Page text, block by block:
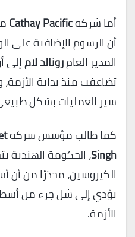
أما شركةCathay Pacific
أن الرسوم الإضافية على
المدير العامرونالد لامإلى
تضاعفت منذ بداية
سير العمليات بشكل
كما طالب مؤسس شركة
Singh، الحكومة الهندية
الكيروسين، محذرًا من أن
تؤدي إلى شل جزء من
الأزمة.